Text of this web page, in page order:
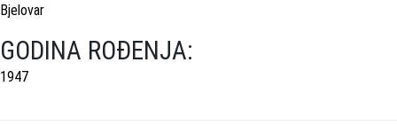
Bjelovar
GODINA ROĐENJA:
1947